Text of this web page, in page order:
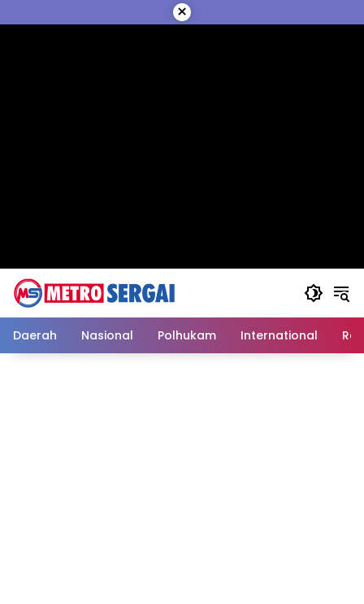
ke
×
Daerah Nasional Polhukam International